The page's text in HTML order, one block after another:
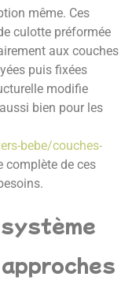
même. Ces
culotte préformée
aux couches
puis fixées
modifie
bien pour les
bebe/couches-
complète de ces